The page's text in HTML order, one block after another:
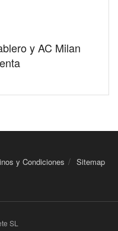
y AC Milan
y Condiciones Sitemap
SL